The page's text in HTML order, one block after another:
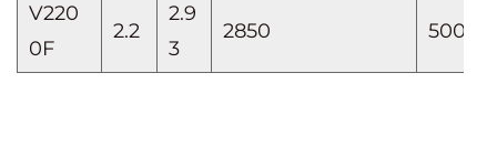
V220
0F
2.2
2.9
3
2850 500